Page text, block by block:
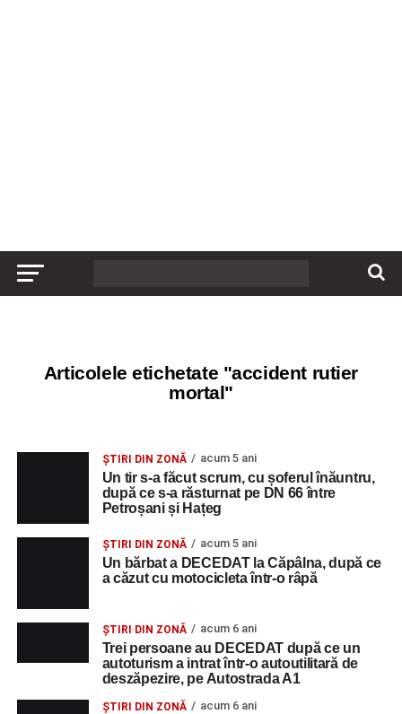
Articolele etichetate "accident rutier
mortal"
ȘTIRI DIN ZONĂ acum 5 ani
Un tir s-a făcut scrum, cu șoferul înăuntru,
după ce s-a răsturnat pe DN 66 între
Petroșani și Hațeg
ȘTIRI DIN ZONĂ acum 5 ani
Un bărbat a DECEDAT la Căpâlna, după ce
a căzut cu motocicleta într-o râpă
ȘTIRI DIN ZONĂ acum 6 ani
Trei persoane au DECEDAT după ce un
autoturism a intrat într-o autoutilitară de
deszăpezire, pe Autostrada A1
ȘTIRI DIN ZONĂ acum 6 ani